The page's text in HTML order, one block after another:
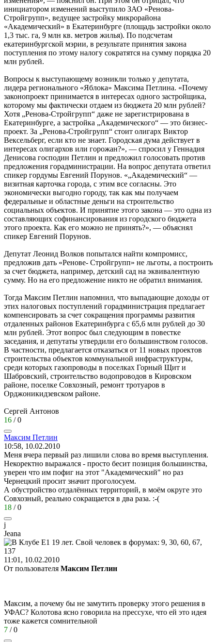
инициатором изменений выступило ЗАО «Ренова-
Стройгрупп», ведущее застройку микрорайона
«Академический» в Екатеринбурге (площадь застройки около
1,3 тыс. га, 9 млн кв. метров жилья). По подсчетам
екатеринбургской мэрии, в результате принятия закона
поступления по этому налогу сократятся на сумму порядка 20
млн рублей.
Вопросы к выступающему возникли только у депутата,
лидера регионального «Яблока» Максима Петлина. «Почему
законопроект принимается в интересах одного застройщика,
которому мы фактически отдаем из бюджета 20 млн рублей?
Хотя „Ренова-Стройгрупп“ даже не зарегистрирована в
Екатеринбурге, а застройка „Академического“ — это бизнес-
проект. За „Ренова-Стройгрупп“ стоит олигарх Виктор
Вексельберг, если кто не знает. Городская дума действует в
интересах олигархов или горожан?», — спросил у Геннадия
Денисова господин Петлин и предложил голосовать против
предложения горадминистрации. На вопрос депутата ответил
спикер гордумы Евгений Порунов. «„Академический“ —
визитная карточка города, с этим все согласны. Это
экономически выгодно городу, так как мы получаем
федеральные и областные деньги на строительство
социальных объектов. И принятие этого закона — это одна из
составляющих софинансирования из городского бюджета
этого проекта. Как его можно не принять?», — объяснял
спикер Евгений Порунов.
Депутат Леонид Волков попытался найти компромисс,
предложив дать «Ренове- Стройгрупп» не льготы, а построить
за счет бюджета, например, детский сад на эквивалентную
сумму. Но на его предложение никто не обратил внимания.
Тогда Максим Петлин напомнил, что выпадающие доходы от
этих налоговых поступлений горадминистрация предлагает
компенсировать за счет сокращения программы развития
отдаленных районов Екатеринбурга с 65,6 млн рублей до 30
млн рублей. Этот вопрос был следующим в повестке
заседания, и депутаты утвердили его большинством голосов.
В частности, предлагается отказаться от 11 новых проектов
строительства объектов коммунальной инфраструктуры,
среди которых газопроводы в поселках Горный Щит и
Шабровский, строительство водопроводов в Кировском
районе, поселке Совхозный, ремонт тротуаров в
Орджоникидзевском районе.
Сергей Антонов
16 /0
Максим Петлин
10:58, 10.02.2010
Меня вчера первый раз лишили слова во время выступления.
Некоректно выражался - просто бесит позиция большинства,
уверен что им пофиг на этот "Академический" но раз
Чернецкий просит значит проголосуем.
А обустройство отдалённых территорий, в моём округе это
Совхозный, реально сокращается в два раза. :-(
18 /0
j
Jeana
11:01, 10.02.2010
От пользователя Максим Петлин
Максим, а почему бы не замутить проверку этого решения в
УФАС? Колотова ясно говорила на прессухе, что ей это идея
тоже кажется сомнительной
7 /0